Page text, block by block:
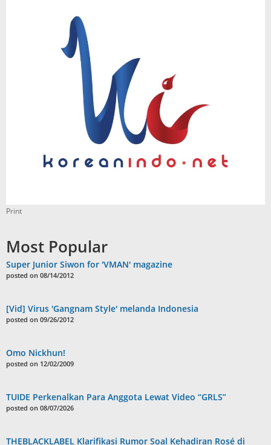
Print
Most Popular
Super Junior Siwon for 'VMAN' magazine
posted on 08/14/2012
[Vid] Virus 'Gangnam Style' melanda Indonesia
posted on 09/26/2012
Omo Nickhun!
posted on 12/02/2009
TUIDE Perkenalkan Para Anggota Lewat Video “GRLS”
posted on 08/07/2026
THEBLACKLABEL Klarifikasi Rumor Soal Kehadiran Rosé di